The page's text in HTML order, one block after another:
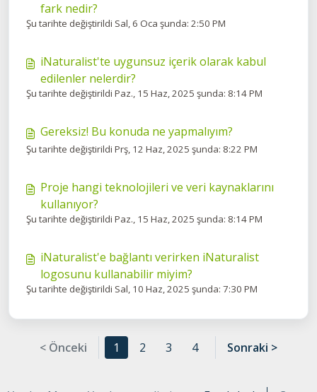
fark nedir?
Şu tarihte değiştirildi Sal, 6 Oca şunda: 2:50 PM
iNaturalist'te uygunsuz içerik olarak kabul
edilenler nelerdir?
Şu tarihte değiştirildi Paz., 15 Haz, 2025 şunda: 8:14 PM
Gereksiz! Bu konuda ne yapmalıyım?
Şu tarihte değiştirildi Prş, 12 Haz, 2025 şunda: 8:22 PM
Proje hangi teknolojileri ve veri kaynaklarını
kullanıyor?
Şu tarihte değiştirildi Paz., 15 Haz, 2025 şunda: 8:14 PM
iNaturalist'e bağlantı verirken iNaturalist
logosunu kullanabilir miyim?
Şu tarihte değiştirildi Sal, 10 Haz, 2025 şunda: 7:30 PM
< Önceki 1 2 3 4 Sonraki >